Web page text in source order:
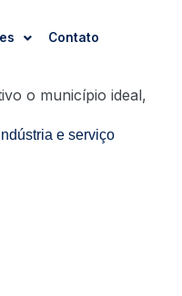
Contato
o município ideal,
e serviço